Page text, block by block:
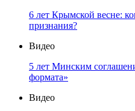
6 лет Крымской весне:
признания?
Видео
5 лет Минским
формата»
Видео